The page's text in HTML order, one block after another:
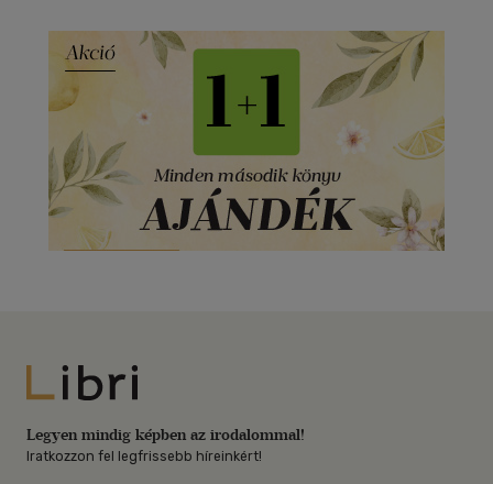
Libri
Legyen mindig képben az irodalommal!
Iratkozzon fel legfrissebb híreinkért!